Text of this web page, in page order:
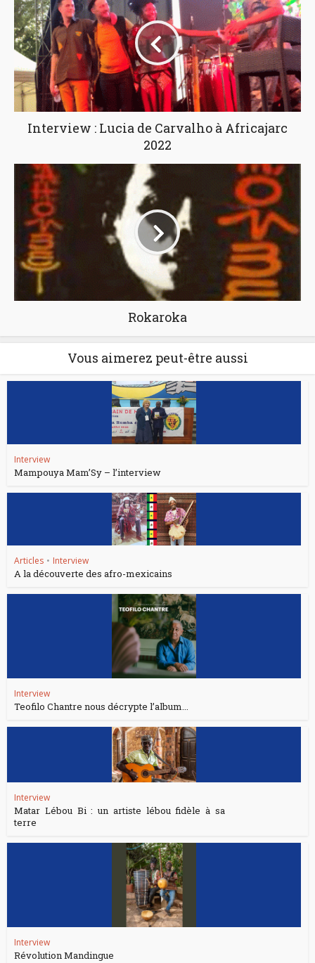
Interview : Lucia de Carvalho à Africajarc
2022
Rokaroka
Vous aimerez peut-être aussi
Interview
Mampouya Mam’Sy – l’interview
Articles • Interview
A la découverte des afro-mexicains
Interview
Teofilo Chantre nous décrypte l’album...
Interview
Matar Lébou Bi : un artiste lébou fidèle à sa
terre
Interview
Révolution Mandingue